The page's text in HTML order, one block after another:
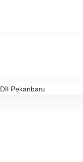
Pekanbaru